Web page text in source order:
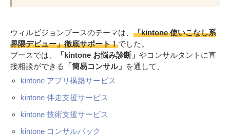
ウィルビジョンブースのテーマは、 「kintone 使いこなし系
界隈デビュー」徹底サポート！でした。
ブースでは、
「kintone お悩み診断」 やコンサルタントに直
接相談ができる
「簡易コンサル」 を通して、
kintone アプリ構築サービス
kintone 伴走支援サービス
kintone 技術支援サービス
kintone コンサルパック